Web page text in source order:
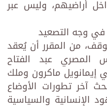
أراضيهم، وليس عبر
في وجه التصعيد
من المقرر أن يُعقد
المصري عبد الفتاح
ماكرون وملك
آخر تطورات الأوضاع
الإنسانية والسياسية